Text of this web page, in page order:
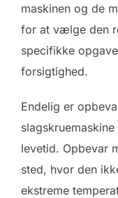
maskinen og de
for at vælge den
specifikke
forsigtighed.
Endelig er
levetid. Opbevar
sted, hvor den
ekstreme